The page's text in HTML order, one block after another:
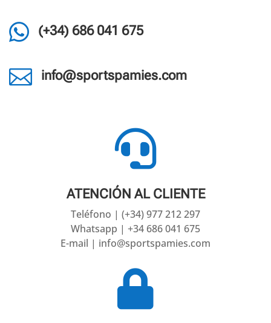
 (+34) 686 041 675
 info@sportspamies.com

ATENCIÓN AL CLIENTE
Teléfono | (+34) 977 212 297
Whatsapp | +34 686 041 675
E-mail | info@sportspamies.com
